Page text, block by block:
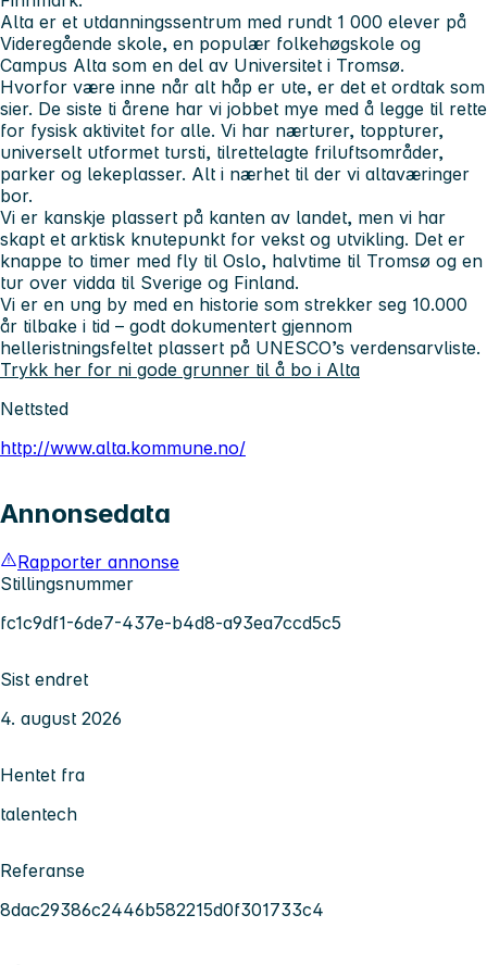
Alta er et utdanningssentrum med rundt 1 000 elever på
Videregående skole, en populær folkehøgskole og
Campus Alta som en del av Universitet i Tromsø.
Hvorfor være inne når alt håp er ute, er det et ordtak som
sier. De siste ti årene har vi jobbet mye med å legge til rette
for fysisk aktivitet for alle. Vi har nærturer, toppturer,
universelt utformet tursti, tilrettelagte friluftsområder,
parker og lekeplasser. Alt i nærhet til der vi altaværinger
bor.
Vi er kanskje plassert på kanten av landet, men vi har
skapt et arktisk knutepunkt for vekst og utvikling. Det er
knappe to timer med fly til Oslo, halvtime til Tromsø og en
tur over vidda til Sverige og Finland.
Vi er en ung by med en historie som strekker seg 10.000
år tilbake i tid – godt dokumentert gjennom
helleristningsfeltet plassert på UNESCO’s verdensarvliste.
Trykk her for ni gode grunner til å bo i Alta
Nettsted
http://www.alta.kommune.no/
Annonsedata
Rapporter annonse
Stillingsnummer
fc1c9df1-6de7-437e-b4d8-a93ea7ccd5c5
Sist endret
4. august 2026
Hentet fra
talentech
Referanse
8dac29386c2446b582215d0f301733c4